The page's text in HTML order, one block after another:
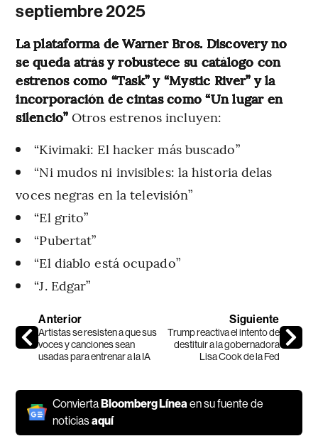
septiembre 2025
La plataforma de Warner Bros. Discovery no
se queda atrás y robustece su catálogo con
estrenos como “Task” y “Mystic River” y la
incorporación de cintas como “Un lugar en
silencio”Otros estrenos incluyen:
“Kivimaki: El hacker más buscado”
“Ni mudos ni invisibles: la historia delas
voces negras en la televisión”
“El grito”
“Pubertat”
“El diablo está ocupado”
“J. Edgar”
Anterior
Artistas se resisten a que sus
voces y canciones sean
usadas para entrenar a la IA
Siguiente
Trump reactiva el intento de
destituir a la gobernadora
Lisa Cook de la Fed
ConviertaBloomberg Línea en su fuente de
noticiasaquí